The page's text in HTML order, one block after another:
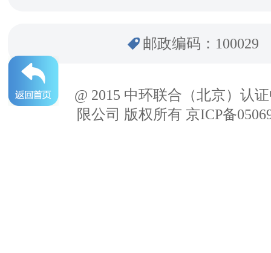
邮政编码：100029
@ 2015 中环联合（北京）认
限公司 版权所有 京ICP备